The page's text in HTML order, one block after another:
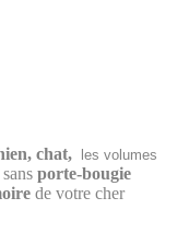
chat,
les volumes
porte-bougie
de votre cher